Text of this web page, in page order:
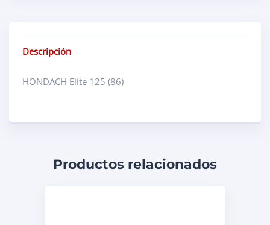
Descripción
HONDACH Elite 125 (86)
Productos relacionados